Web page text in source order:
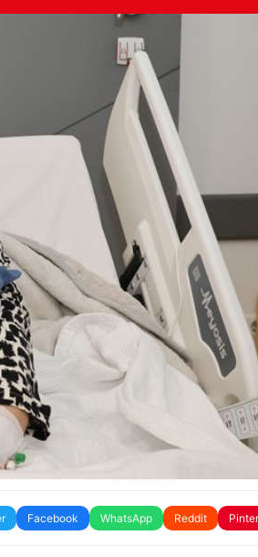
Facebook WhatsApp Reddit